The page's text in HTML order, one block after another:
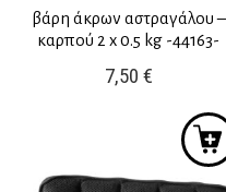
βάρη άκρων αστραγάλου –
καρπού 2 x 0.5 kg -44163-
7,50 €